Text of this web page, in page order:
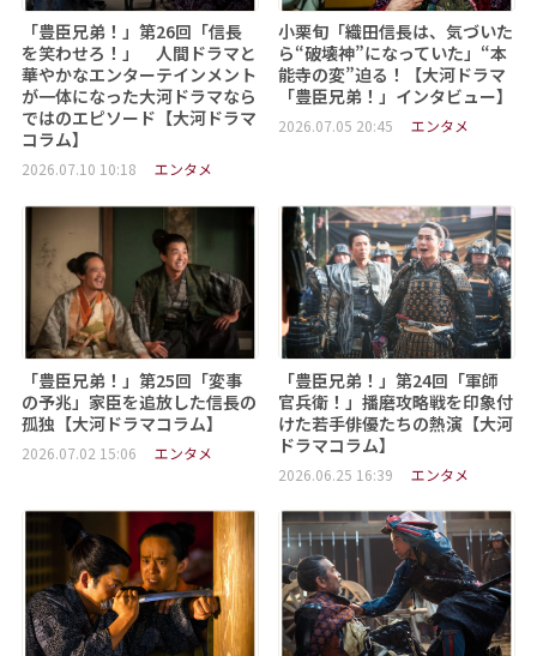
「豊臣兄弟！」第26回「信長
を笑わせろ！」 人間ドラマと
華やかなエンターテインメント
が一体になった大河ドラマなら
ではのエピソード【大河ドラマ
コラム】
2026.07.10 10:18 エンタメ
小栗旬「織田信長は、気づいた
ら“破壊神”になっていた」“本
能寺の変”迫る！【大河ドラマ
「豊臣兄弟！」インタビュー】
2026.07.05 20:45 エンタメ
「豊臣兄弟！」第25回「変事
の予兆」家臣を追放した信長の
孤独【大河ドラマコラム】
2026.07.02 15:06 エンタメ
「豊臣兄弟！」第24回「軍師
官兵衛！」播磨攻略戦を印象付
けた若手俳優たちの熱演【大河
ドラマコラム】
2026.06.25 16:39 エンタメ